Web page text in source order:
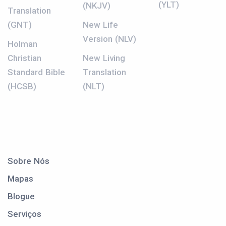
Translation
(GNT)
Holman
Christian
Standard Bible
(HCSB)
(NKJV)
New Life
Version (NLV)
New Living
Translation
(NLT)
(YLT)
Sobre Nós
Mapas
Blogue
Serviços